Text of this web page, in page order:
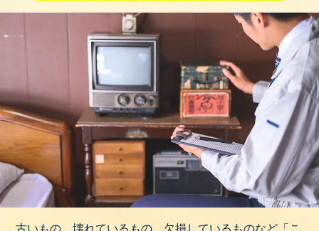
古いもの、壊れているもの、欠損しているものなど「こ